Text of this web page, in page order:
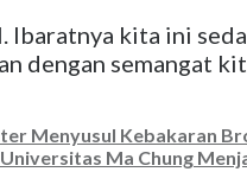
Ibaratnya kita ini
dengan semangat
Menyusul Kebakaran
Ma Chung